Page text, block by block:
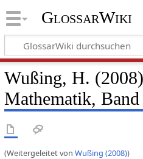
GlossarWiki
Wußing, H.
Mathematik, Band
(Weitergeleitet von Wußing (2008))